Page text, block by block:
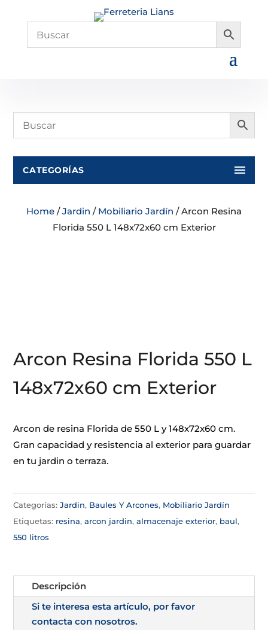
CATEGORÍAS
Home /Jardin / Mobiliario Jardín / Arcon Resina
Florida 550 L 148x72x60 cm Exterior
Arcon Resina Florida 550 L
148x72x60 cm Exterior
Arcon de resina Florida de 550 L y 148x72x60 cm.
Gran capacidad y resistencia al exterior para guardar
en tu jardin o terraza.
Categorías:Jardin, Baules Y Arcones, Mobiliario Jardín
Etiquetas: resina,arcon jardin,almacenaje exterior, baul,
550 litros
Descripción
Si te interesa esta artículo, por favor
contacta con nosotros.